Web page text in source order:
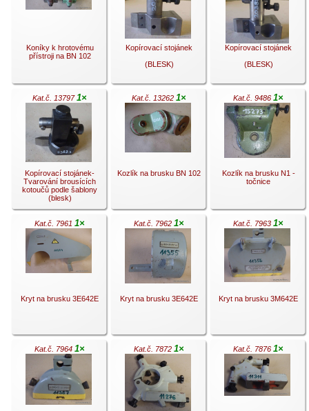
.
Koníky k hrotovému
přístroji na BN 102
Kopírovací stojánek
(BLESK)
.
Kopírovací stojánek
(BLESK)
.
Kat.č. 137971×
Kopírovací stojánek-
Tvarování brousících
kotoučů podle šablony
(blesk)
.
Kat.č. 13262 1×
Kozlík na brusku BN 102
.
Kat.č. 9486 1×
Kozlík na brusku N1 -
točnice
.
Kat.č. 7961 1×
Kryt na brusku 3E642E
.
Kat.č. 7962 1×
Kryt na brusku 3E642E
.
Kat.č. 7963 1×
Kryt na brusku 3M642E
Kat.č. 7964 1× Kat.č. 7872 1× Kat.č. 7876 1×